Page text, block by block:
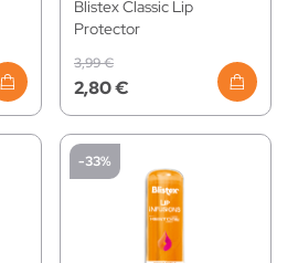
Blistex Classic Lip
Protector
2,80 €
3,99 €
-33%